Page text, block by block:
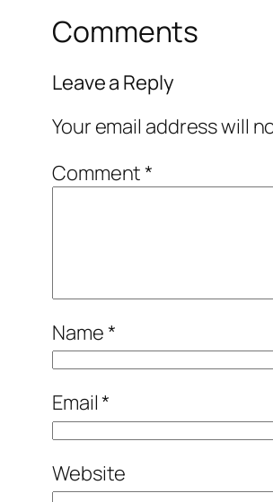
Comments
Leave a Reply
Your email address will
Comment*
Name*
Email*
Website